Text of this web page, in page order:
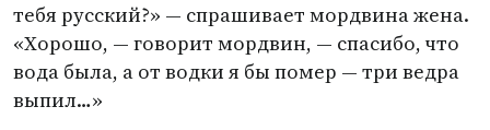
тебя русский?» — спрашивает мордвина жена.
«Хорошо, — говорит мордвин, — спасибо, что
вода была, а от водки я бы помер — три ведра
выпил…»